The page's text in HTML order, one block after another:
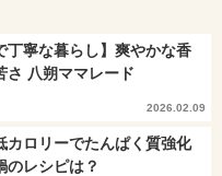
丁寧な暮らし】爽やかな香
さ 八朔ママレード
2026.02.09
カロリーでたんぱく質強化
のレシピは？